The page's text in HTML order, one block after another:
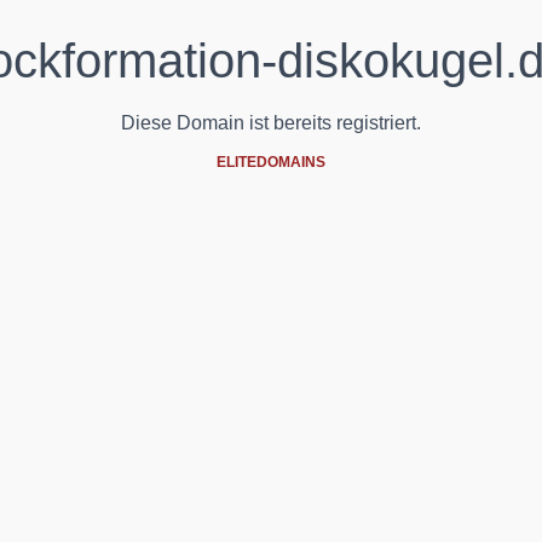
Diese Domain ist bereits registriert.
ELITEDOMAINS